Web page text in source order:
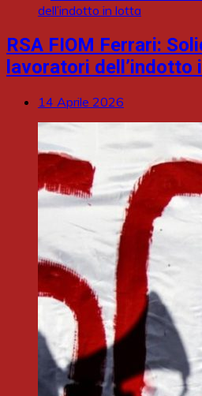
RSA FIOM Ferrari:
lavoratori dell’indotto
14 Aprile 2026